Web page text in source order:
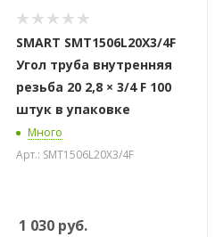
SMART SMT1506L20X3/4F
Угол труба внутренняя
резьба 20 2,8 × 3/4 F 100
штук в упаковке
Много
Арт.: SMT1506L20X3/4F
1 030 руб.